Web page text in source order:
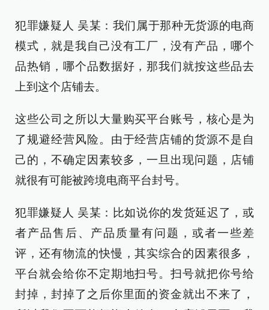
犯罪嫌疑人 吴某：我们属于那种无货源的电商
模式，就是我自己没有工厂，没有产品，哪个
品热销，哪个品数据好，那我们就按这些品去
上到这个店铺去。
这些公司之所以大量购买平台账号，核心是为
了规避经营风险。由于经营店铺的货源不是自
己的，不确定因素较多，一旦出现问题，店铺
就很有可能被跨境电商平台封号。
犯罪嫌疑人 吴某：比如说你的发货延迟了，或
者产品售后、产品质量有问题，或者一些差
评，还有物流的快慢，其实综合的因素很多，
平台就会给你不定期地扫号。扫号就把你号给
封掉，封掉了之后你里面的资金就出不来了，